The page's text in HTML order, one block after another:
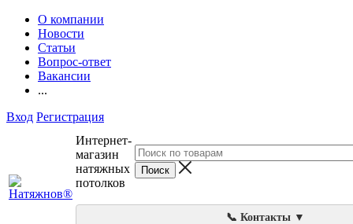
О компании
Новости
Статьи
Вопрос-ответ
Вакансии
...
Вход Регистрация
Интернет-
магазин
натяжных
потолков
📞 Контакты ▼